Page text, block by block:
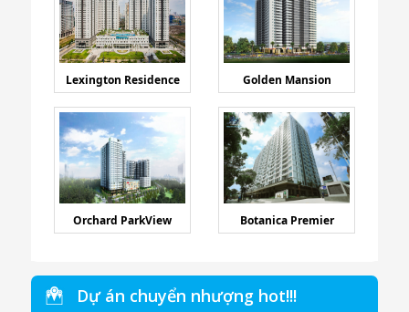
Lexington Residence Golden Mansion
Orchard ParkView Botanica Premier
Dự án chuyển nhượng hot!!!